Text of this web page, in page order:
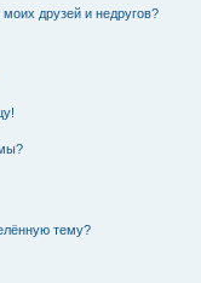
друзей и недругов?
тему?